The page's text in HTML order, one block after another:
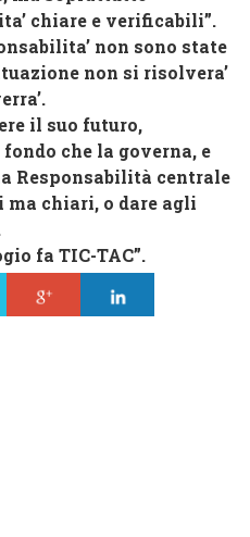
chiare e verificabili”.
non sono state
non si risolvera’
il suo futuro,
che la governa, e
Responsabilità centrale
chiari, o dare agli
fa TIC-TAC”.